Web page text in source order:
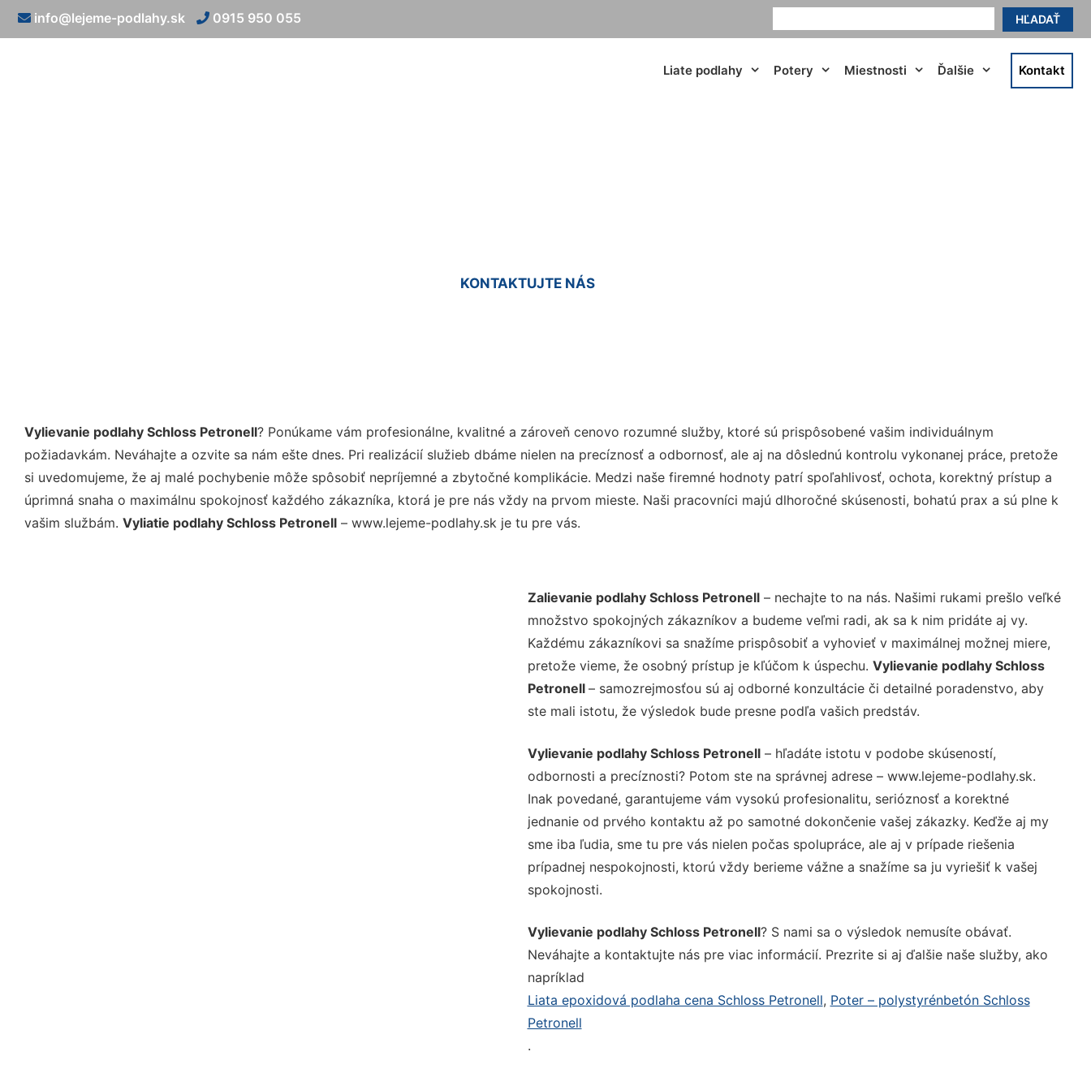
HĽADAŤ
info@lejeme-podlahy.sk 0915 950 055
Liate podlahy Potery Miestnosti Ďalšie Kontakt
KONTAKTUJTE NÁS
Vylievanie podlahy Schloss Petronell? Ponúkame vám profesionálne, kvalitné a zároveň cenovo rozumné služby, ktoré sú prispôsobené vašim individuálnym
požiadavkám. Neváhajte a ozvite sa nám ešte dnes. Pri realizácií služieb dbáme nielen na precíznosť a odbornosť, ale aj na dôslednú kontrolu vykonanej práce, pretože
si uvedomujeme, že aj malé pochybenie môže spôsobiť nepríjemné a zbytočné komplikácie. Medzi naše firemné hodnoty patrí spoľahlivosť, ochota, korektný prístup a
úprimná snaha o maximálnu spokojnosť každého zákazníka, ktorá je pre nás vždy na prvom mieste. Naši pracovníci majú dlhoročné skúsenosti, bohatú prax a sú plne k
vašim službám. Vyliatie podlahy Schloss Petronell – www.lejeme-podlahy.sk je tu pre vás.
Zalievanie podlahy Schloss Petronell– nechajte to na nás. Našimi rukami prešlo veľké
množstvo spokojných zákazníkov a budeme veľmi radi, ak sa k nim pridáte aj vy.
Každému zákazníkovi sa snažíme prispôsobiť a vyhovieť v maximálnej možnej miere,
pretože vieme, že osobný prístup je kľúčom k úspechu. Vylievanie podlahy Schloss
Petronell – samozrejmosťou sú aj odborné konzultácie či detailné poradenstvo, aby
ste mali istotu, že výsledok bude presne podľa vašich predstáv.
Vylievanie podlahy Schloss Petronell– hľadáte istotu v podobe skúseností,
odbornosti a precíznosti? Potom ste na správnej adrese – www.lejeme-podlahy.sk.
Inak povedané, garantujeme vám vysokú profesionalitu, serióznosť a korektné
jednanie od prvého kontaktu až po samotné dokončenie vašej zákazky. Keďže aj my
sme iba ľudia, sme tu pre vás nielen počas spolupráce, ale aj v prípade riešenia
prípadnej nespokojnosti, ktorú vždy berieme vážne a snažíme sa ju vyriešiť k vašej
spokojnosti.
Vylievanie podlahy Schloss Petronell? S nami sa o výsledok nemusíte obávať.
Neváhajte a kontaktujte nás pre viac informácií. Prezrite si aj ďalšie naše služby, ako
napríklad
Liata epoxidová podlaha cena Schloss Petronell, Poter – polystyrénbetón Schloss
Petronell
.